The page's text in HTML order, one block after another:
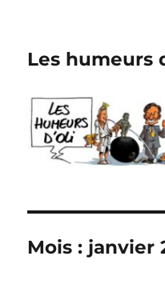
Les humeurs
Mois : janvier